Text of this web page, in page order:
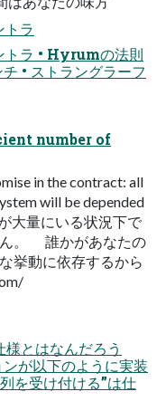
トラ
トラ • Hyrumの法則
• ストラングラーフ
number of
in the contract: all
will be depended
⼤量にいる状況下で
。 誰かがあなたの
挙動に依存するから
とはなんだろう
が以下のように実装
を受け付ける”は仕